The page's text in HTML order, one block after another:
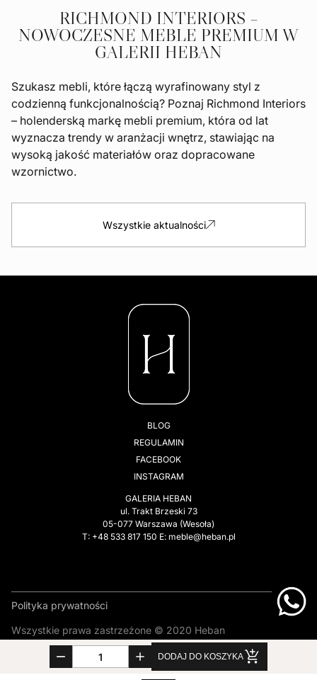
ilość BE@RBRICK Tom&Jerry Classic
DODAJ DO KOSZYKA
RICHMOND INTERIORS –
NOWOCZESNE MEBLE PREMIUM W
GALERII HEBAN
Szukasz mebli, które łączą wyrafinowany styl z
codzienną funkcjonalnością? Poznaj Richmond Interiors
– holenderską markę mebli premium, która od lat
wyznacza trendy w aranżacji wnętrz, stawiając na
wysoką jakość materiałów oraz dopracowane
wzornictwo.
Wszystkie aktualności
BLOG
REGULAMIN
FACEBOOK
INSTAGRAM
GALERIA HEBAN
ul. Trakt Brzeski 73
05-077 Warszawa (Wesoła)
T: +48 533 817 150 E: meble@heban.pl
Polityka prywatności
Wszystkie prawa zastrzeżone © 2020 Heban
Wykonanie: Netivo